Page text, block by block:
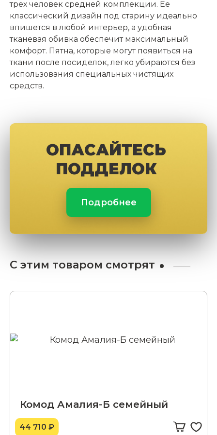
трех человек средней комплекции. Ее
классический дизайн под старину идеально
впишется в любой интерьер, а удобная
тканевая обивка обеспечит максимальный
комфорт. Пятна, которые могут появиться на
ткани после посиделок, легко убираются без
использования специальных чистящих
средств.
ОПАСАЙТЕСЬ
ПОДДЕЛОК
Подробнее
С этим товаром смотрят
Комод Амалия-Б семейный
44 710 ₽